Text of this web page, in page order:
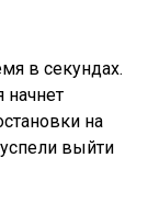
в секундах.
начнет
на
выйти